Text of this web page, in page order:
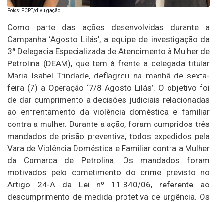
Fotos: PCPE/divulgação
Como parte das ações desenvolvidas durante a
Campanha ‘Agosto Lilás’, a equipe de investigação da
3ª Delegacia Especializada de Atendimento à Mulher de
Petrolina (DEAM), que tem à frente a delegada titular
Maria Isabel Trindade, deflagrou na manhã de sexta-
feira (7) a Operação ‘7/8 Agosto Lilás’. O objetivo foi
de dar cumprimento a decisões judiciais relacionadas
ao enfrentamento da violência doméstica e familiar
contra a mulher. Durante a ação, foram cumpridos três
mandados de prisão preventiva, todos expedidos pela
Vara de Violência Doméstica e Familiar contra a Mulher
da Comarca de Petrolina. Os mandados foram
motivados pelo cometimento do crime previsto no
Artigo 24-A da Lei nº 11.340/06, referente ao
descumprimento de medida protetiva de urgência. Os